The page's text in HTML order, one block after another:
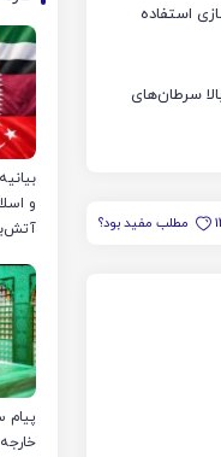
استفاده
سرطان‌های
مطلب مفید بود؟
و
پیام